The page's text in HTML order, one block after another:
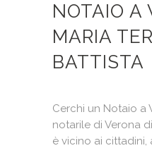
NOTAIO A
MARIA
BATTISTA
Cerchi un Notaio a
notarile di Verona
è vicino ai cittadini,